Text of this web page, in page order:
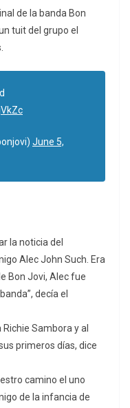
de la banda Bon
tuit del grupo el
June 5,
la noticia del
Alec John Such. Era
Bon Jovi, Alec fue
decía el
Sambora y al
primeros días, dice
camino el uno
de la infancia de